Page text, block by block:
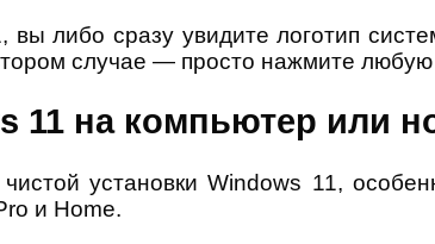
вы либо сразу увидите логотип
случае — просто нажмите любую
11 на компьютер или
установки Windows 11,
и Home.